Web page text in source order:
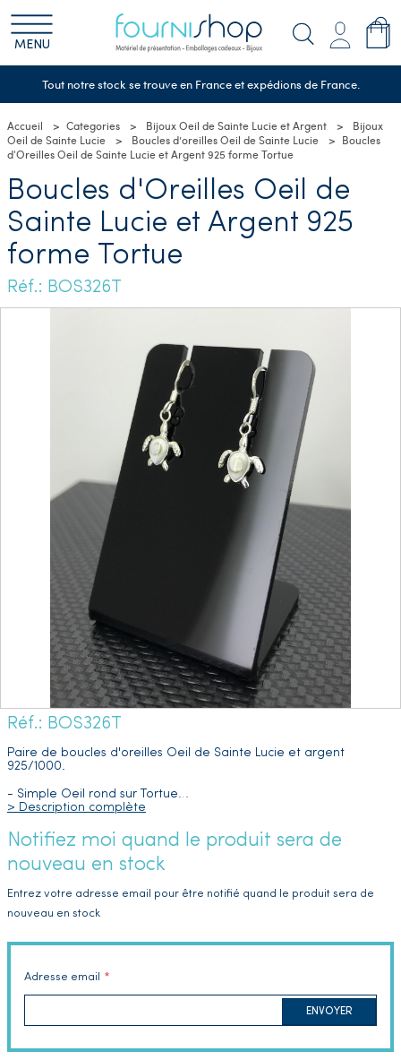
MENU
Tout notre stock se trouve en France et expédions de France.
Accueil Categories Bijoux Oeil de Sainte Lucie et Argent
Bijoux
Oeil de Sainte Lucie
Boucles d’oreilles Oeil de Sainte Lucie
Boucles
d'Oreilles Oeil de Sainte Lucie et Argent 925 forme Tortue
Boucles d'Oreilles Oeil de
Sainte Lucie et Argent 925
forme Tortue
Réf.: BOS326T
Réf.: BOS326T
Paire de boucles d'oreilles Oeil de Sainte Lucie et argent
925/1000.
- Simple Oeil rond sur Tortue…
> Description complète
Notifiez moi quand le produit sera de
nouveau en stock
Entrez votre adresse email pour être notifié quand le produit sera de
nouveau en stock
Adresse email
ENVOYER